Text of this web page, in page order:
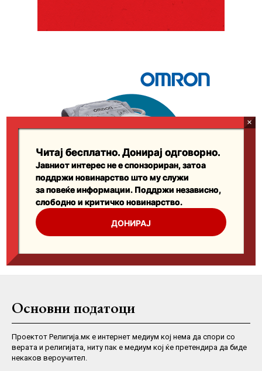
Основни податоци
Проектот Религија.мк е интернет медиум кој нема да спори со
верата и религијата, ниту пак е медиум кој ќе претендира да биде
некаков вероучител.